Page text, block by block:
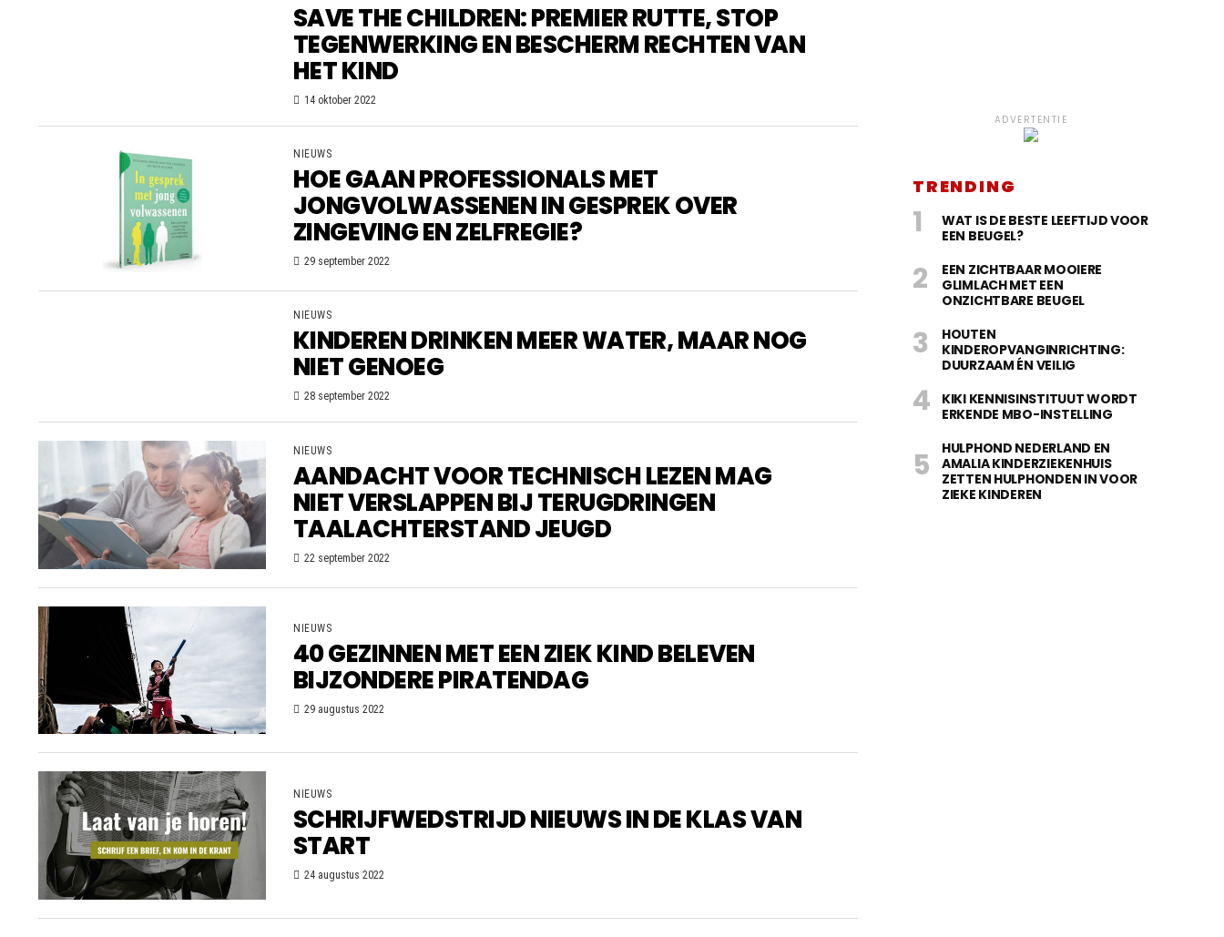
SAVE THE CHILDREN: PREMIER RUTTE, STOP
TEGENWERKING EN BESCHERM RECHTEN VAN
HET KIND
14 oktober 2022
NIEUWS
HOE GAAN PROFESSIONALS MET
JONGVOLWASSENEN IN GESPREK OVER
ZINGEVING EN ZELFREGIE?
29 september 2022
NIEUWS
KINDEREN DRINKEN MEER WATER, MAAR NOG
NIET GENOEG
28 september 2022
NIEUWS
AANDACHT VOOR TECHNISCH LEZEN MAG
NIET VERSLAPPEN BIJ TERUGDRINGEN
TAALACHTERSTAND JEUGD
22 september 2022
NIEUWS
40 GEZINNEN MET EEN ZIEK KIND BELEVEN
BIJZONDERE PIRATENDAG
29 augustus 2022
NIEUWS
SCHRIJFWEDSTRIJD NIEUWS IN DE KLAS VAN
START
24 augustus 2022
ADVERTENTIE
TRENDING
WAT IS DE BESTE LEEFTIJD VOOR
EEN BEUGEL?
EEN ZICHTBAAR MOOIERE
GLIMLACH MET EEN
ONZICHTBARE BEUGEL
HOUTEN
KINDEROPVANGINRICHTING:
DUURZAAM ÉN VEILIG
KIKI KENNISINSTITUUT WORDT
ERKENDE MBO-INSTELLING
HULPHOND NEDERLAND EN
AMALIA KINDERZIEKENHUIS
ZETTEN HULPHONDEN IN VOOR
ZIEKE KINDEREN